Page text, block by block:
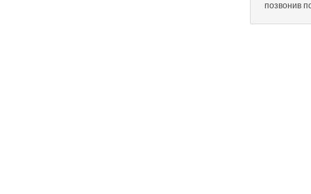
позвонив